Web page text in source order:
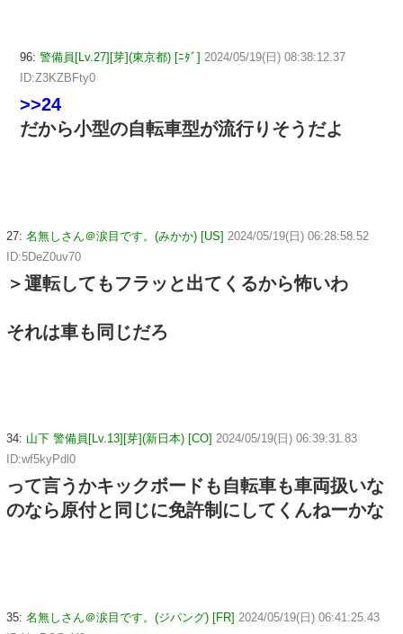
96: 警備員[Lv.27][芽](東京都) [ﾆﾀﾞ] 2024/05/19(日) 08:38:12.37
ID:Z3KZBFty0
>>24
だから小型の自転車型が流行りそうだよ
27: 名無しさん＠涙目です。(みかか) [US] 2024/05/19(日) 06:28:58.52
ID:5DeZ0uv70
＞運転してもフラッと出てくるから怖いわ
それは車も同じだろ
34: 山下 警備員[Lv.13][芽](新日本) [CO] 2024/05/19(日) 06:39:31.83
ID:wf5kyPdl0
って言うかキックボードも自転車も車両扱いな
のなら原付と同じに免許制にしてくんねーかな
35: 名無しさん＠涙目です。(ジパング) [FR] 2024/05/19(日) 06:41:25.43